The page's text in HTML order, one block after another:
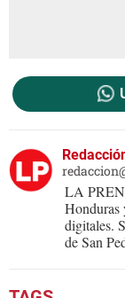
LA
Honduras
digitales.
de San